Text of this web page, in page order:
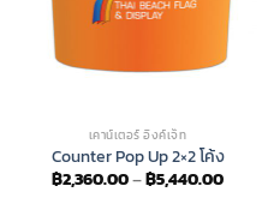
เคาน์เตอร์ อิงค์เจ็ท
Counter Pop Up 2×2 โค้ง
฿2,360.00–฿5,440.00Price